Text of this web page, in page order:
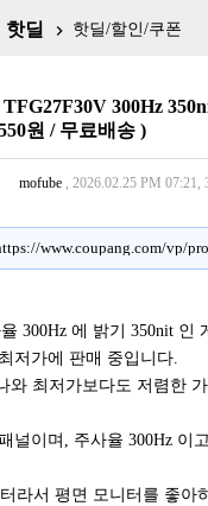
핫딜  핫딜/할인/쿠폰
300Hz
원 / 무료배송 )
mofube , 2026.02.25 PM 07:21,
300Hz 에 밝기 350nit 인
저가에 판매 중입니다.
와 최저가보다도 저렴한
널이며, 주사율 300Hz 이
라서 평면 모니터를 좋아